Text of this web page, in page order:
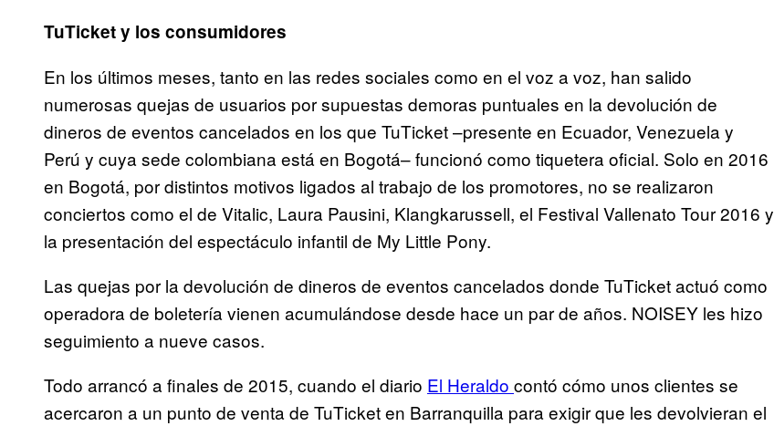
TuTicket y los consumidores
En los últimos meses, tanto en las redes sociales como en el voz a voz, han salido
numerosas quejas de usuarios por supuestas demoras puntuales en la devolución de
dineros de eventos cancelados en los que TuTicket –presente en Ecuador, Venezuela y
Perú y cuya sede colombiana está en Bogotá– funcionó como tiquetera oficial. Solo en 2016
en Bogotá, por distintos motivos ligados al trabajo de los promotores, no se realizaron
conciertos como el de Vitalic, Laura Pausini, Klangkarussell, el Festival Vallenato Tour 2016 y
la presentación del espectáculo infantil de My Little Pony.
Las quejas por la devolución de dineros de eventos cancelados donde TuTicket actuó como
operadora de boletería vienen acumulándose desde hace un par de años. NOISEY les hizo
seguimiento a nueve casos.
Todo arrancó a finales de 2015, cuando el diario El Heraldo contó cómo unos clientes se
acercaron a un punto de venta de TuTicket en Barranquilla para exigir que les devolvieran el